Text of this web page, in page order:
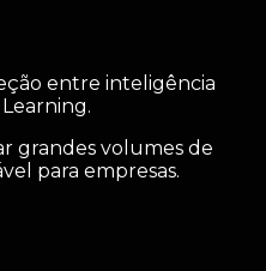
entre inteligência
grandes volumes de
para empresas.